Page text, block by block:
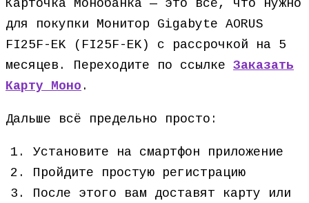
Карточка Монобанка — это всё, что нужно
для покупки Монитор Gigabyte AORUS
FI25F-EK (FI25F-EK) с рассрочкой на 5
месяцев. Переходите по ссылке Заказать
Карту Моно .
Дальше всё предельно просто:
Установите на смартфон приложение
Пройдите простую регистрацию
После этого вам доставят карту или